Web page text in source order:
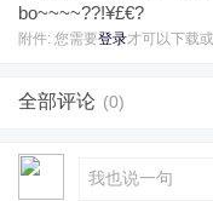
bo~~~~??!¥£€? ​​​
附件: 您需要登录才可以下载
全部评论 (0)